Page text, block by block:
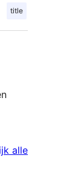
title
alle